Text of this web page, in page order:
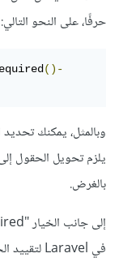
حرفًا، على النحو التالي:
()-
وبالمثل، يمكنك تحديد
بالغرض.
في Laravel لتقييد الحقول، وبعض الخيارات الشائعة تشمل: